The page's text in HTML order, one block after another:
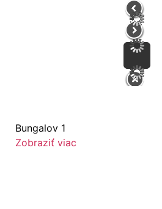
Bungalov 1
Zobraziť viac